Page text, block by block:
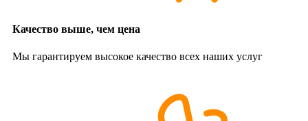
Качество выше, чем цена
Мы гарантируем высокое качество всех наших услуг